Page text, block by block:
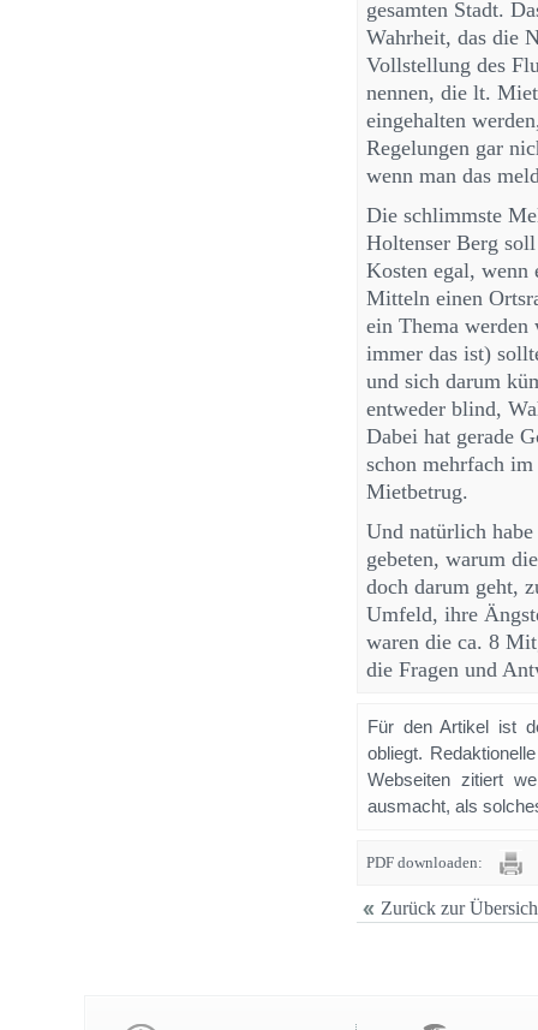
gesamten Stadt.
Wahrheit, das die
Vollstellung des
nennen, die lt.
eingehalten
Regelungen gar
wenn man das
Die schlimmste
Holtenser Berg
Kosten egal,
Mitteln einen
ein Thema
immer das ist)
und sich darum
entweder blind,
Dabei hat gerade
schon mehrfach
Mietbetrug.
Und natürlich
gebeten, warum
doch darum geht,
Umfeld, ihre
waren die ca. 8
die Fragen und
Für den Artikel ist
obliegt.
Webseiten zitiert
ausmacht, als
PDF downloaden:
Zurück zur